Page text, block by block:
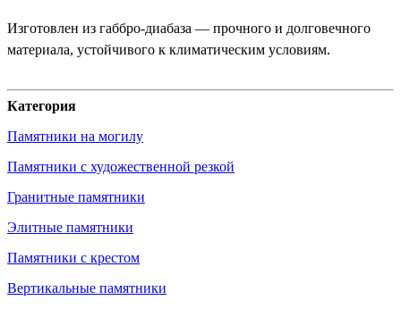
Изготовлен из габбро-диабаза — прочного и долговечного
материала, устойчивого к климатическим условиям.
Категория
Памятники на могилу
Памятники с художественной резкой
Гранитные памятники
Элитные памятники
Памятники с крестом
Вертикальные памятники